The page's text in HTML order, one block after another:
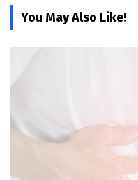
You May Also Like!